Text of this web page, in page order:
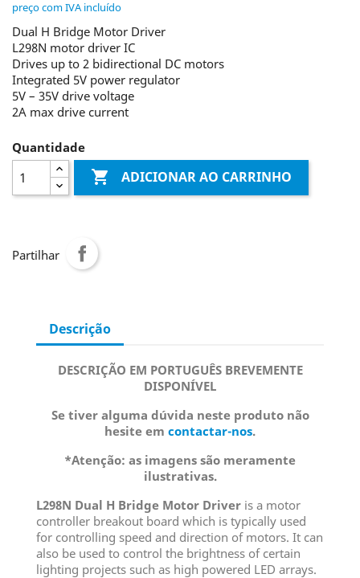
preço com IVA incluído
Dual H Bridge Motor Driver
L298N motor driver IC
Drives up to 2 bidirectional DC motors
Integrated 5V power regulator
5V – 35V drive voltage
2A max drive current
Quantidade
 ADICIONAR AO CARRINHO
Partilhar
Descrição
DESCRIÇÃO EM PORTUGUÊS BREVEMENTE
DISPONÍVEL
Se tiver alguma dúvida neste produto não
hesite em contactar-nos.
*Atenção: as imagens são meramente
ilustrativas.
L298N Dual H Bridge Motor Driver is a motor
controller breakout board which is typically used
for controlling speed and direction of motors. It can
also be used to control the brightness of certain
lighting projects such as high powered LED arrays.